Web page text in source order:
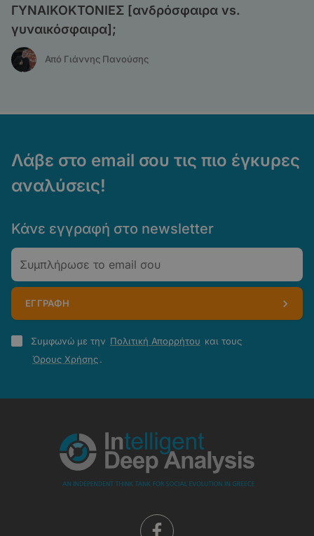
ΓΥΝΑΙΚΟΚΤΟΝΙΕΣ [ανδρόσφαιρα vs.
γυναικόσφαιρα];
Από Γιάννης Πανούσης
Λάβε στο email σου τις πιο έγκυρες
αναλύσεις!
Κάνε εγγραφή στο newsletter
Email
ΕΓΓΡΑΦΗ
Πολιτική
Απορρήτου
Συμφωνώ με την Πολιτική Απορρήτου και τους
Όρους Χρήσης.